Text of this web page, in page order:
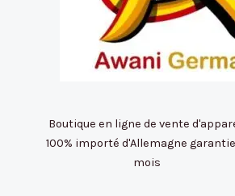
Boutique en ligne de vente
100% importé d'Allemagne garantie
mois